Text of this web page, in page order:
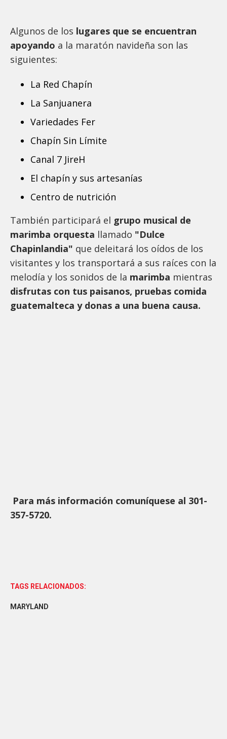
Algunos de los lugares que se encuentran
apoyando a la maratón navideña son las
siguientes:
La Red Chapín
La Sanjuanera
Variedades Fer
Chapín Sin Límite
Canal 7 JireH
El chapín y sus artesanías
Centro de nutrición
También participará el grupo musical de
marimba orquesta llamado "Dulce
Chapinlandia" que deleitará los oídos de los
visitantes y los transportará a sus raíces con la
melodía y los sonidos de la marimba mientras
disfrutas con tus paisanos, pruebas comida
guatemalteca y donas a una buena causa.
Para más información comuníquese al 301-
357-5720.
TAGS RELACIONADOS:
MARYLAND